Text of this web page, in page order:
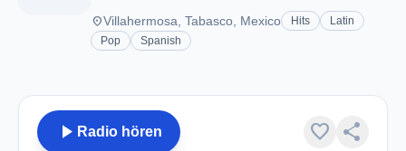
placeVillahermosa, Tabasco, Mexico Hits
Latin
Pop
Spanish
play_arrow Radio hören favorite share